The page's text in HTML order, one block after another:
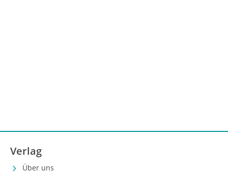
Verlag
Über uns